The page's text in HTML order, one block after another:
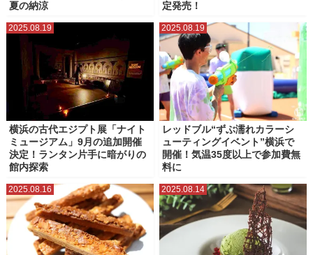
夏の納涼
定発売！
2025.08.19
横浜の古代エジプト展「ナイト
ミュージアム」9月の追加開催
決定！ランタン片手に暗がりの
館内探索
2025.08.19
レッドブル“ずぶ濡れカラーシ
ューティングイベント”横浜で
開催！気温35度以上で参加費無
料に
2025.08.16 2025.08.14